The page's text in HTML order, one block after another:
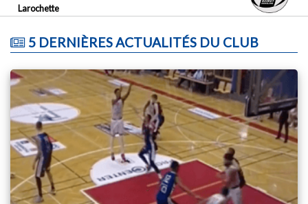
Larochette
5 DERNIÈRES ACTUALITÉS DU CLUB